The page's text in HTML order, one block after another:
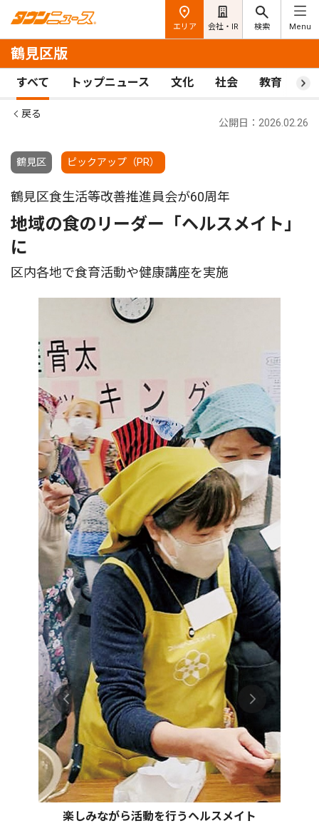
エリア 会社・IR 検索 Menu
鶴見区版
すべて トップニュース 文化 社会 教育 ス
戻る
鶴見区 ピックアップ（PR）
公開日：2026.02.26
鶴見区食生活等改善推進員会が60周年
地域の食のリーダー「ヘルスメイト」
に
区内各地で食育活動や健康講座を実施
楽しみながら活動を行うヘルスメイト